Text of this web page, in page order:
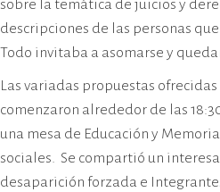
sobre la temática de juicios y
descripciones de las personas
Todo invitaba a asomarse y
Las variadas propuestas
comenzaron alrededor de las
una mesa de Educación y
sociales. Se compartió un
desaparición forzada e